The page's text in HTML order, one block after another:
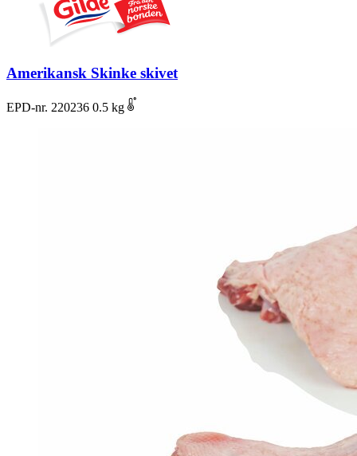
Amerikansk Skinke skivet
EPD-nr. 220236 0.5 kg